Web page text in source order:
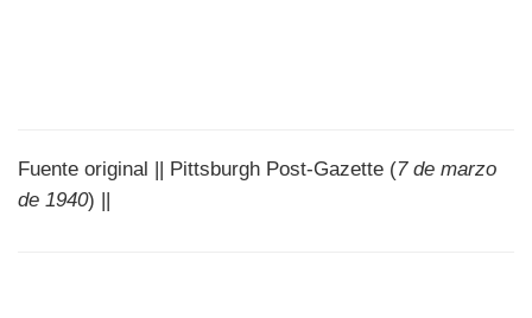
Fuente original || Pittsburgh Post-Gazette (7 de marzo
de 1940) ||